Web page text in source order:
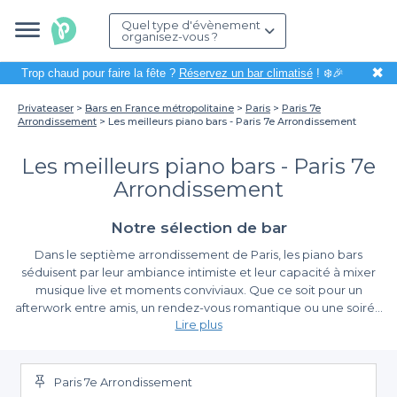
Quel type d'évènement
organisez-vous ?
Trop chaud pour faire la fête ? Réservez un bar climatisé! ❄️🎉 ✖
Privateaser Bars en France métropolitaine Paris
Paris 7e
Arrondissement
Les meilleurs piano bars - Paris 7e Arrondissement
Les meilleurs piano bars - Paris 7e
Arrondissement
Notre sélection de bar
Dans le septième arrondissement de Paris, les piano bars
séduisent par leur ambiance intimiste et leur capacité à mixer
musique live et moments conviviaux. Que ce soit pour un
afterwork entre amis, un rendez-vous romantique ou une soirée
dédiée à la musique, ces établissements offrent une expérience
les rues de ce quartier emblématique, notamment près de la
tour Eiffel ou des Invalides, est un véritable plaisir, et le fait d’y
L'aisance de réservation avec Privateaser
Organiser une soirée dans un piano bar n’a jamais été aussi
Lire plus
Paris 7e Arrondissement